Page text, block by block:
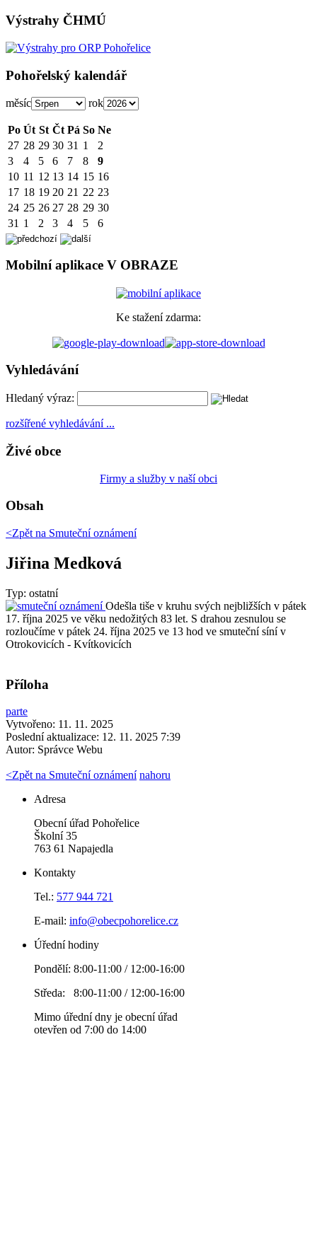
Výstrahy ČHMÚ
Pohořelský kalendář
měsíc rok
Po Út St Čt Pá So Ne
27 28 29 30 31 1
2
3
4 5 6 7 8
9
10 11 12 13 14 15 16
17 18 19 20 21 22 23
24 25 26 27 28 29 30
31 1 2 3 4 5 6
Mobilní aplikace V OBRAZE
Ke stažení zdarma:
Vyhledávání
Hledaný výraz:
rozšířené vyhledávání ...
Živé obce
Firmy a služby v naší obci
Obsah
<Zpět na Smuteční oznámení
Jiřina Medková
Typ: ostatní
Odešla tiše v kruhu svých nejbližších v pátek
17. října 2025 ve věku nedožitých 83 let. S drahou zesnulou se
rozloučíme v pátek 24. října 2025 ve 13 hod ve smuteční síní v
Otrokovicích - Kvítkovicích
Příloha
parte
Vytvořeno: 11. 11. 2025
Poslední aktualizace: 12. 11. 2025 7:39
Autor: Správce Webu
<Zpět na Smuteční oznámení nahoru
Adresa
Obecní úřad Pohořelice
Školní 35
763 61 Napajedla
Kontakty
Tel.: 577 944 721
E-mail: info@obecpohorelice.cz
Úřední hodiny
Pondělí: 8:00-11:00 / 12:00-16:00
Středa: 8:00-11:00 / 12:00-16:00
Mimo úřední dny je obecní úřad
otevřen od 7:00 do 14:00